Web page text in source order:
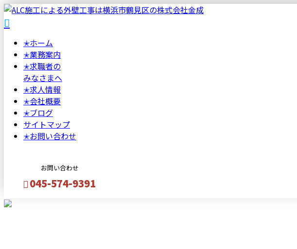
✭ホーム
✭業務案内
✭求職者の
みなさまへ
✭求人情報
✭会社概要
✭ブログ
サイトマップ
✭お問い合わせ
お問い合わせ
045-574-9391